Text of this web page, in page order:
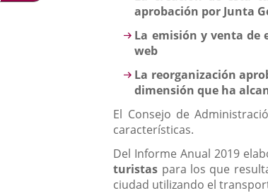
aprobación por Junta
La emisión y venta de
web
La reorganización
dimensión que ha
El Consejo de
características.
Del Informe Anual 2019
turistas para los que
ciudad utilizando el